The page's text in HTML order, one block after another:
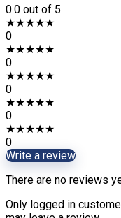
0.0 out of 5
★★★★★
0
★★★★★
0
★★★★★
0
★★★★★
0
★★★★★
0
Write a review
There are no reviews
Only logged in